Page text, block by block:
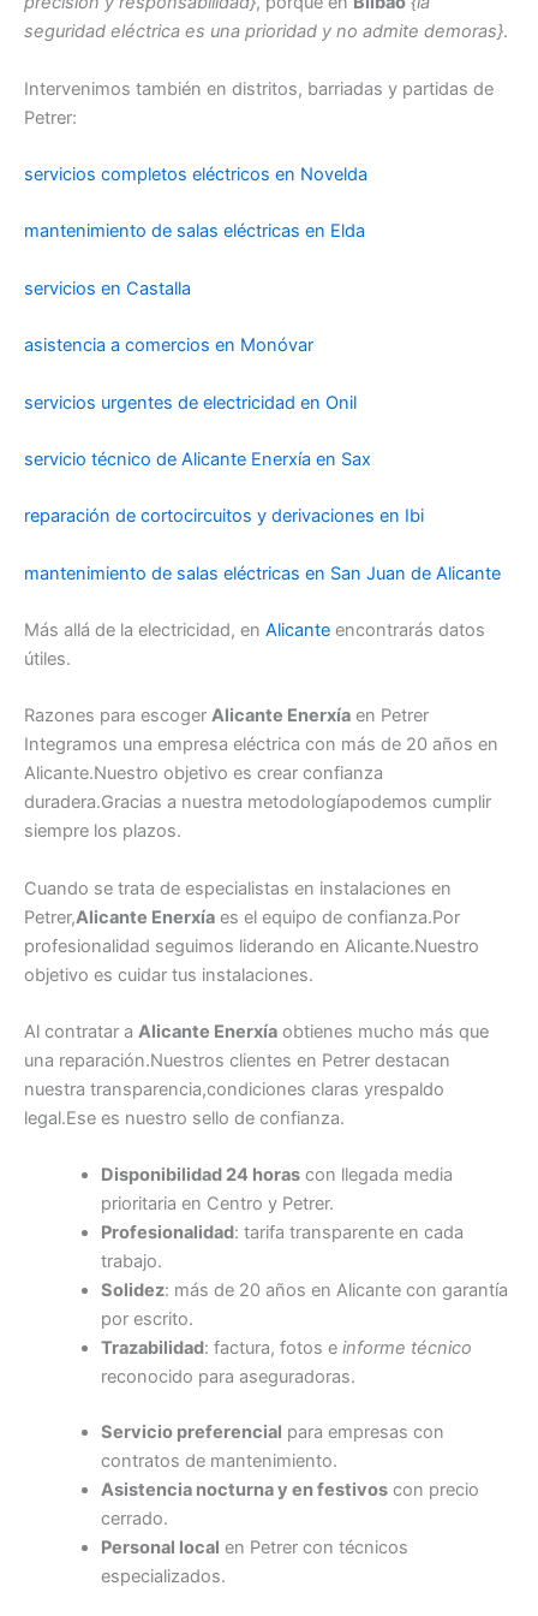
seguridad eléctrica es una prioridad y no admite demoras}.
Intervenimos también en distritos, barriadas y partidas de
Petrer:
servicios completos eléctricos en Novelda
mantenimiento de salas eléctricas en Elda
servicios en Castalla
asistencia a comercios en Monóvar
servicios urgentes de electricidad en Onil
servicio técnico de Alicante Enerxía en Sax
reparación de cortocircuitos y derivaciones en Ibi
mantenimiento de salas eléctricas en San Juan de Alicante
Más allá de la electricidad, en Alicante encontrarás datos
útiles.
Razones para escoger Alicante Enerxía en Petrer
Integramos una empresa eléctrica con más de 20 años en
Alicante.Nuestro objetivo es crear confianza
duradera.Gracias a nuestra metodologíapodemos cumplir
siempre los plazos.
Cuando se trata de especialistas en instalaciones en
Petrer,Alicante Enerxía es el equipo de confianza.Por
profesionalidad seguimos liderando en Alicante.Nuestro
objetivo es cuidar tus instalaciones.
Al contratar a Alicante Enerxía obtienes mucho más que
una reparación.Nuestros clientes en Petrer destacan
nuestra transparencia,condiciones claras yrespaldo
legal.Ese es nuestro sello de confianza.
Disponibilidad 24 horascon llegada media
prioritaria en Centro y Petrer.
Profesionalidad: tarifa transparente en cada
trabajo.
Solidez: más de 20 años en Alicante con garantía
por escrito.
Trazabilidad: factura, fotos e informe técnico
reconocido para aseguradoras.
Servicio preferencial para empresas con
contratos de mantenimiento.
Asistencia nocturna y en festivoscon precio
cerrado.
Personal local en Petrer con técnicos
especializados.